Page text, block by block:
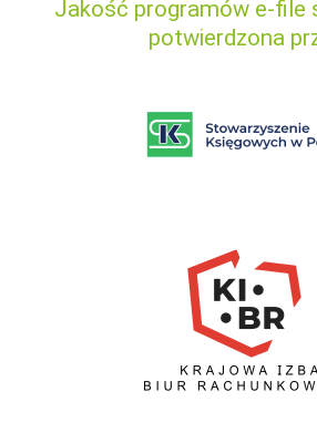
Jakość programów e-file
potwierdzona